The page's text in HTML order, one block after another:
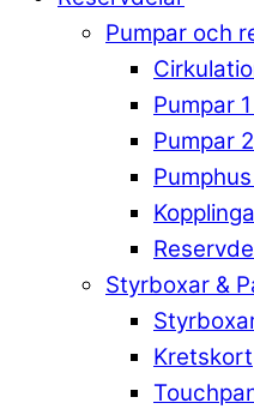
Pumpar och
Pumpar
Pumpar
Styrboxar &
Kretskort